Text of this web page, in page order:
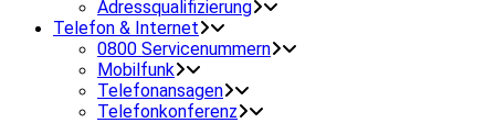
Adressqualifizierung
Telefon & Internet
0800 Servicenummern
Mobilfunk
Telefonansagen
Telefonkonferenz